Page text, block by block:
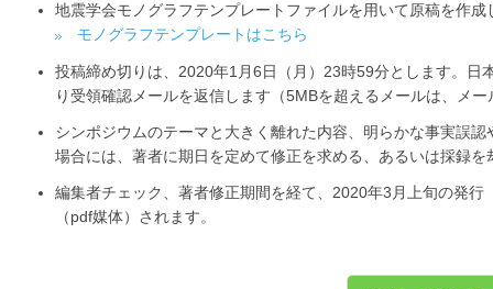
地震学会モノグラフテンプレートファイルを用いて原稿を作
モノグラフテンプレートはこちら
投稿締め切りは、2020年1月6日（月）23時59分とします。日
り受領確認メールを返信します（5MBを超えるメールは、メ
シンポジウムのテーマと大きく離れた内容、明らかな事実誤
場合には、著者に期日を定めて修正を求める、あるいは採録
編集者チェック、著者修正期間を経て、2020年3月上旬の発
（pdf媒体）されます。